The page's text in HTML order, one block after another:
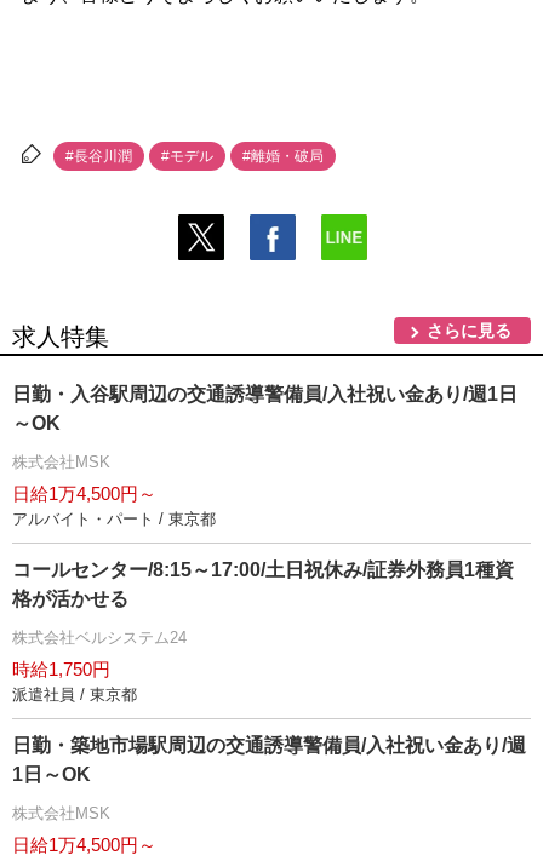
#長谷川潤 #モデル #離婚・破局
求人特集 さらに見る
日勤・入谷駅周辺の交通誘導警備員/入社祝い金あり/週1日
～OK
株式会社MSK
日給1万4,500円～
アルバイト・パート / 東京都
コールセンター/8:15～17:00/土日祝休み/証券外務員1種資
格が活かせる
株式会社ベルシステム24
時給1,750円
派遣社員 / 東京都
日勤・築地市場駅周辺の交通誘導警備員/入社祝い金あり/週
1日～OK
株式会社MSK
日給1万4,500円～